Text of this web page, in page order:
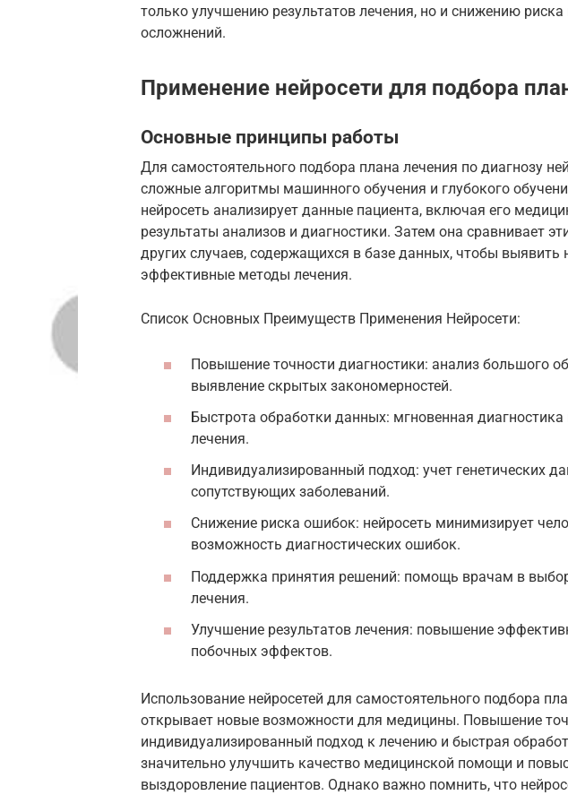
только улучшению результатов лечения, но и снижению
осложнений.
Применение нейросети для подбора
Основные принципы работы
Для самостоятельного подбора плана лечения по диагнозу
сложные алгоритмы машинного обучения и глубокого
нейросеть анализирует данные пациента, включая его
результаты анализов и диагностики. Затем она сравнивает
других случаев, содержащихся в базе данных, чтобы выявить
эффективные методы лечения.
Список Основных Преимуществ Применения Нейросети:
Повышение точности диагностики: анализ большого
выявление скрытых закономерностей.
Быстрота обработки данных: мгновенная
лечения.
Индивидуализированный подход: учет генетических
сопутствующих заболеваний.
Снижение риска ошибок: нейросеть минимизирует
возможность диагностических ошибок.
Поддержка принятия решений: помощь врачам в
лечения.
Улучшение результатов лечения: повышение
побочных эффектов.
Использование нейросетей для самостоятельного подбора
открывает новые возможности для медицины. Повышение
индивидуализированный подход к лечению и быстрая
значительно улучшить качество медицинской помощи и
выздоровление пациентов. Однако важно помнить, что